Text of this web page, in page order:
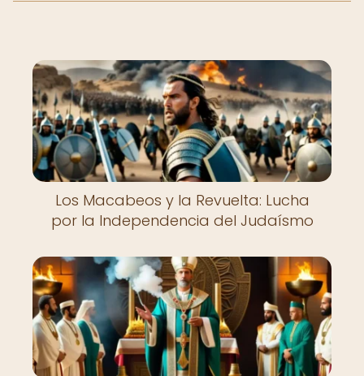
Los Macabeos y la Revuelta: Lucha
por la Independencia del Judaísmo